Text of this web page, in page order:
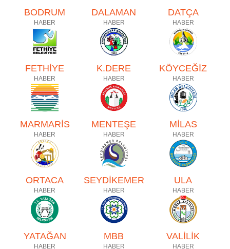
BODRUM
HABER
DALAMAN
HABER
DATÇA
HABER
FETHİYE
HABER
K.DERE
HABER
KÖYCEĞİZ
HABER
MARMARİS
HABER
MENTEŞE
HABER
MİLAS
HABER
ORTACA
HABER
SEYDİKEMER
HABER
ULA
HABER
YATAĞAN
HABER
MBB
HABER
VALİLİK
HABER